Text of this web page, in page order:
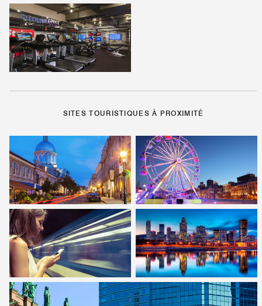
SITES TOURISTIQUES À PROXIMITÉ